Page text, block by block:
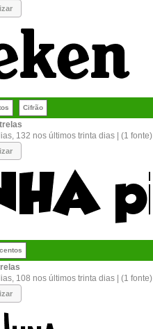
Cifrão
132 nos últimos trinta dias | (1 fonte)
108 nos últimos trinta dias | (1 fonte)